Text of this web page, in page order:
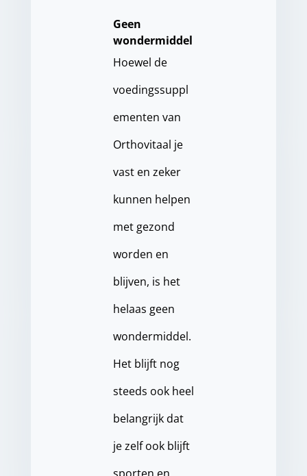
Geen
wondermiddel
Hoewel de
voedingssuppl
ementen van
Orthovitaal je
vast en zeker
kunnen helpen
met gezond
worden en
blijven, is het
helaas geen
wondermiddel.
Het blijft nog
steeds ook heel
belangrijk dat
je zelf ook blijft